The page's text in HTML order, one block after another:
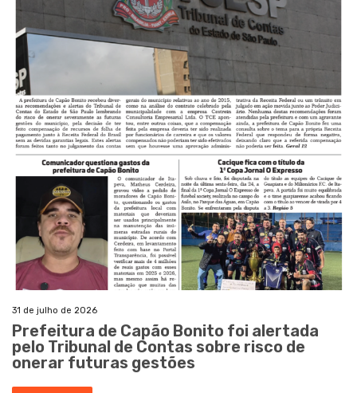
31 de julho de 2026
Prefeitura de Capão Bonito foi alertada
pelo Tribunal de Contas sobre risco de
onerar futuras gestões